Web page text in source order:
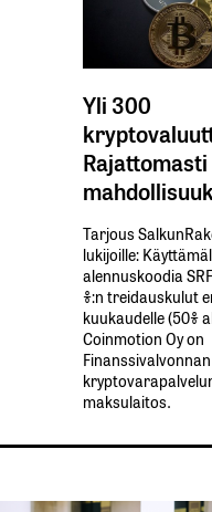
Yli 300
Rajattomasti
Tarjous
lukijoille:
alennuskoodia​
%:n treidauskulut​
kuukaudelle​ ​(50%​
Coinmotion Oy on
maksulaitos.